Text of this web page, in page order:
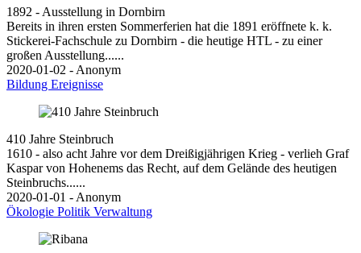
1892 - Ausstellung in Dornbirn
Bereits in ihren ersten Sommerferien hat die 1891 eröffnete k. k.
Stickerei-Fachschule zu Dornbirn - die heutige HTL - zu einer
großen Ausstellung......
2020-01-02 - Anonym
Bildung Ereignisse
410 Jahre Steinbruch
1610 - also acht Jahre vor dem Dreißigjährigen Krieg - verlieh Graf
Kaspar von Hohenems das Recht, auf dem Gelände des heutigen
Steinbruchs......
2020-01-01 - Anonym
Ökologie Politik Verwaltung